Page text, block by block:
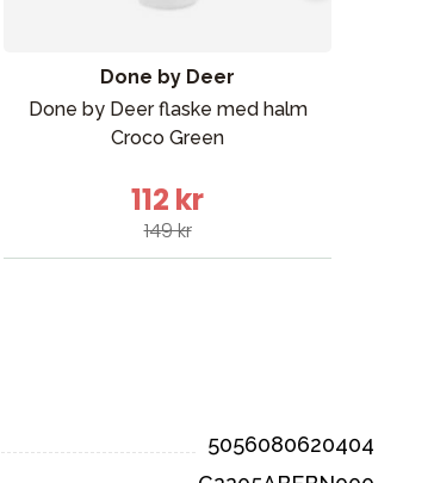
Done by Deer
Done by Deer flaske med halm
Croco Green
112 kr
149 kr
5056080620404